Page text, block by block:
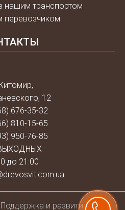
нашим транспортом
12
676-35-32
810-15-65
950-76-85
до 21:00
и развитие веб-